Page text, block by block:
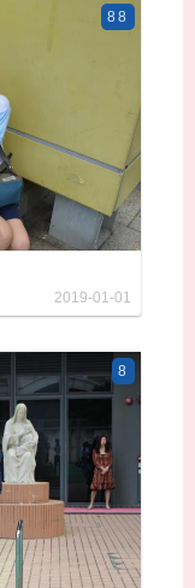
88
2019-01-01
8